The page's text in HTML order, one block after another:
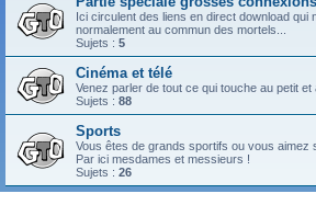
Ici circulent des liens en direct download qui
normalement au commun des mortels...
Sujets : 5
Cinéma et télé
Venez parler de tout ce qui touche au petit
Sujets : 88
Sports
Vous êtes de grands sportifs ou vous aimez
Par ici mesdames et messieurs !
Sujets : 26